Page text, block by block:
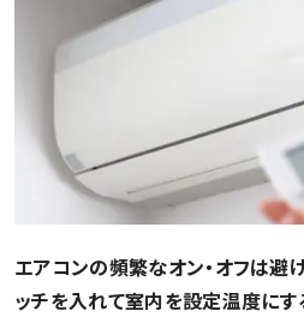
エアコンの頻繁なオン・オフは避
ッチを入れて室内を設定温度に